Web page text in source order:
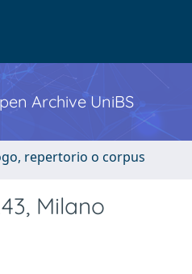
Archive UniBS
repertorio o corpus
Milano